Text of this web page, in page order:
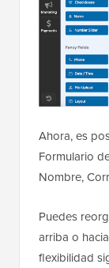
Ahora, es
Formulario
Nombre,
Puedes
arriba o
flexibilidad